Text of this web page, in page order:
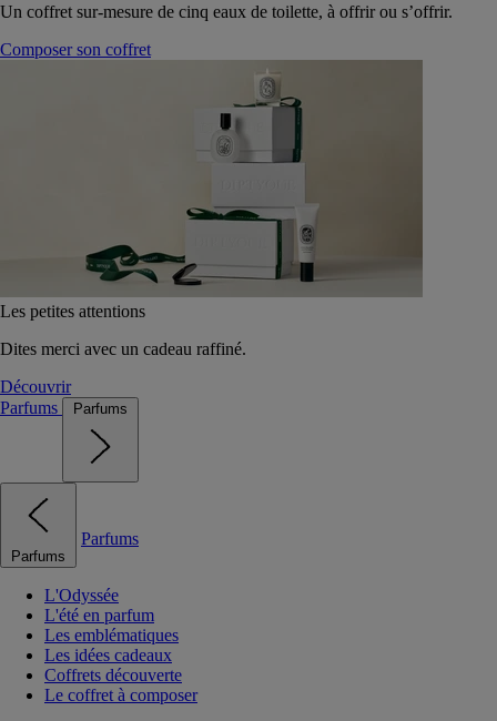
Un coffret sur-mesure de cinq eaux de toilette, à offrir ou s’offrir.
Composer son coffret
Les petites attentions
Dites merci avec un cadeau raffiné.
Découvrir
Parfums
Parfums
Parfums
Parfums
L'Odyssée
L'été en parfum
Les emblématiques
Les idées cadeaux
Coffrets découverte
Le coffret à composer